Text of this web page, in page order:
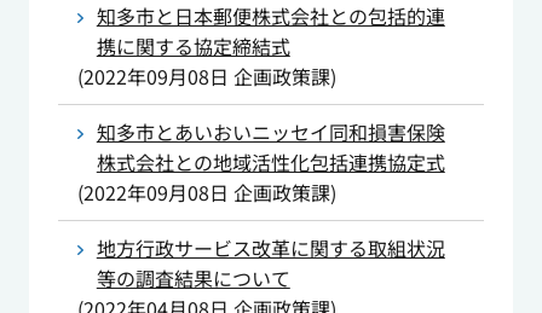
知多市と日本郵便株式会社との包括的連
携に関する協定締結式
(2022年09月08日 企画政策課)
知多市とあいおいニッセイ同和損害保険
株式会社との地域活性化包括連携協定式
(2022年09月08日 企画政策課)
地方行政サービス改革に関する取組状況
等の調査結果について